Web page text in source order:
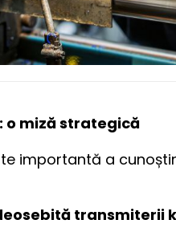
miză strategică
importantă a
transmiterii